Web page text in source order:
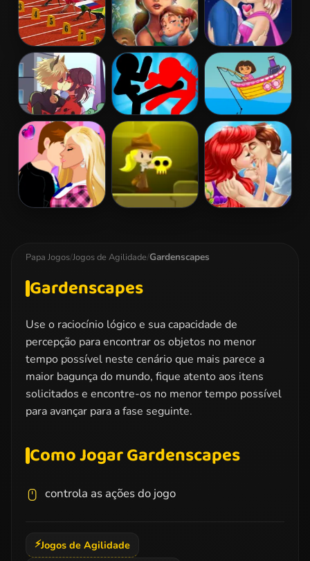
100 Metres
Race
Delicious
Emily’s Hopes
& Fears
Super Barbie's
Love Kiss
Ladybug
Miraculous Kiss
Stickman
Fighter: Epic
Battles
Dora Fishing 2
Papa Jogos/Jogos de Agilidade/Gardenscapes
Gardenscapes
Use o raciocínio lógico e sua capacidade de
percepção para encontrar os objetos no menor
tempo possível neste cenário que mais parece a
maior bagunça do mundo, fique atento aos itens
solicitados e encontre-os no menor tempo possível
para avançar para a fase seguinte.
Como Jogar Gardenscapes
controla as ações do jogo
⚡Jogos de Agilidade